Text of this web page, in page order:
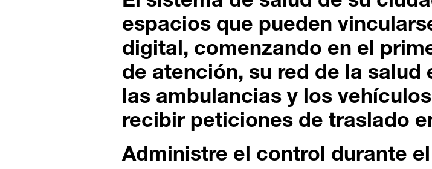
espacios que pueden
digital, comenzando en el
de atención, su red de la
las ambulancias y los
recibir peticiones de traslado
Administre el control durante